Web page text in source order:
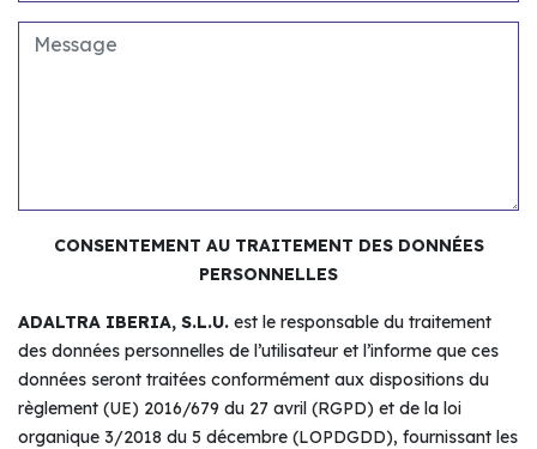
CONSENTEMENT AU TRAITEMENT DES DONNÉES
PERSONNELLES
ADALTRA IBERIA, S.L.U. est le responsable du traitement
des données personnelles de l’utilisateur et l’informe que ces
données seront traitées conformément aux dispositions du
règlement (UE) 2016/679 du 27 avril (RGPD) et de la loi
organique 3/2018 du 5 décembre (LOPDGDD), fournissant les